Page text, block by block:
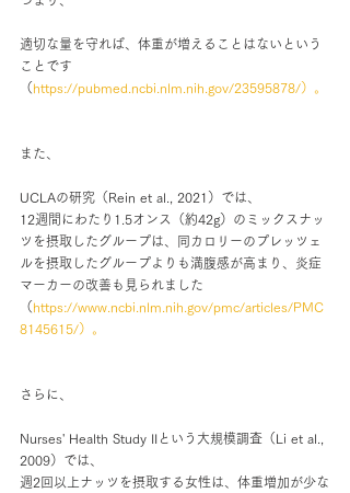
適切な量を守れば、体重が増えることはないという
ことです
（ https://pubmed.ncbi.nlm.nih.gov/23595878/）。
また、
UCLAの研究（Rein et al., 2021）では、
12週間にわたり1.5オンス（約42g）のミックスナッ
ツを摂取したグループは、同カロリーのプレッツェ
ルを摂取したグループよりも満腹感が高まり、炎症
マーカーの改善も見られました
（ https://www.ncbi.nlm.nih.gov/pmc/articles/PMC
8145615/）。
さらに、
Nurses' Health Study IIという大規模調査（Li et al.,
2009）では、
週2回以上ナッツを摂取する女性は、体重増加が少な